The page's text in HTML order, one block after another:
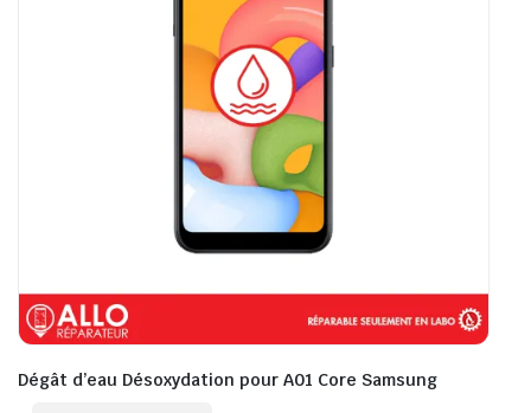
Dégât d’eau Désoxydation pour A01 Core Samsung